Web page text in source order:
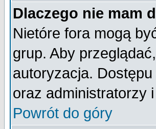
Dlaczego nie mam
Nietóre fora mogą
grup. Aby
autoryzacja.
oraz administratorzy
Powrót do góry